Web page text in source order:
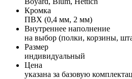
Кромка
ПВХ (0,4 мм, 2 мм)
Внутреннее наполнение
на выбор (полки, корзины,
Размер
индивидуальный
Цена
указана за базовую